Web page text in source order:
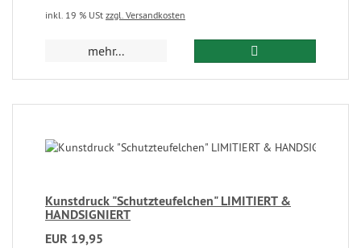
inkl. 19 % USt zzgl. Versandkosten
mehr...
Kunstdruck "Schutzteufelchen" LIMITIERT &
HANDSIGNIERT
EUR 19,95